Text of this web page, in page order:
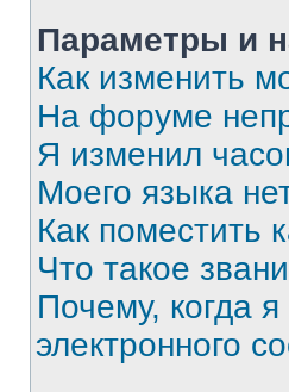
Параметры и
Как изменить
На форуме
Я изменил
Моего языка
Как поместить
Что такое
Почему, когда
электронного